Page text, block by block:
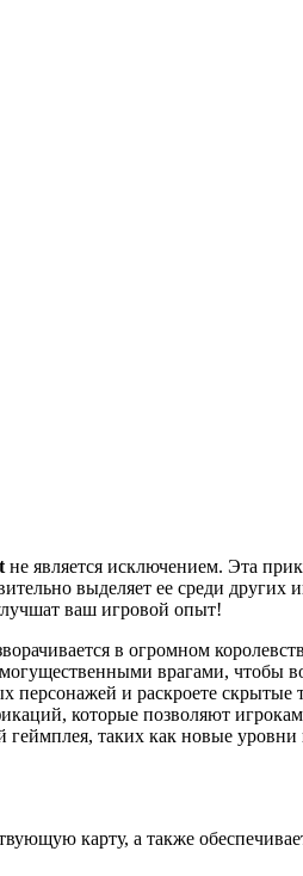
не является исключением. Эта
выделяет ее среди
ваш игровой опыт!
в огромном
врагами, чтобы
и раскроете
которые позволяют
таких как новые уровни
карту, а также